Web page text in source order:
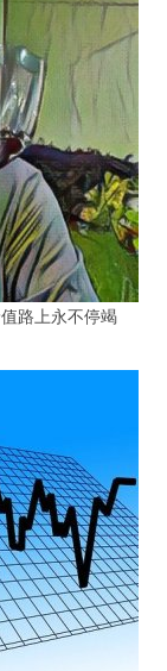
路上永不停竭